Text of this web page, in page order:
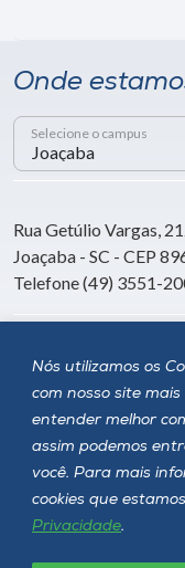
Nós utilizamos os
com nosso site
entender melhor
assim podemos
você. Para mais
cookies que
Privacidade.
Onde
Selecione o campus
Rua Getúlio Vargas,
Joaçaba - SC - CEP
Telefone (49) 3551-
Siga a